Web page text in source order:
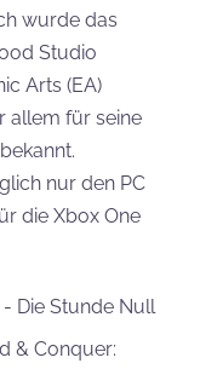
wurde das
Studio
Arts (EA)
allem für seine
nur den PC
die Xbox One
& Conquer: